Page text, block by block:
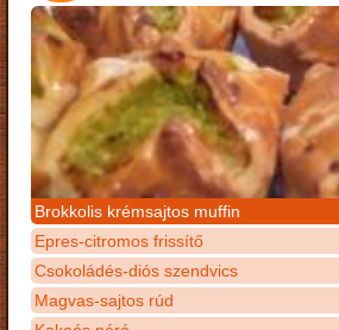
Brokkolis krémsajtos muffin
Epres-citromos frissítő
Csokoládés-diós szendvics
Magvas-sajtos rúd